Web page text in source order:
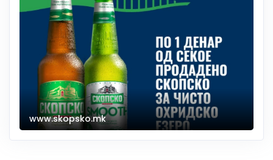
www.skopsko.mk